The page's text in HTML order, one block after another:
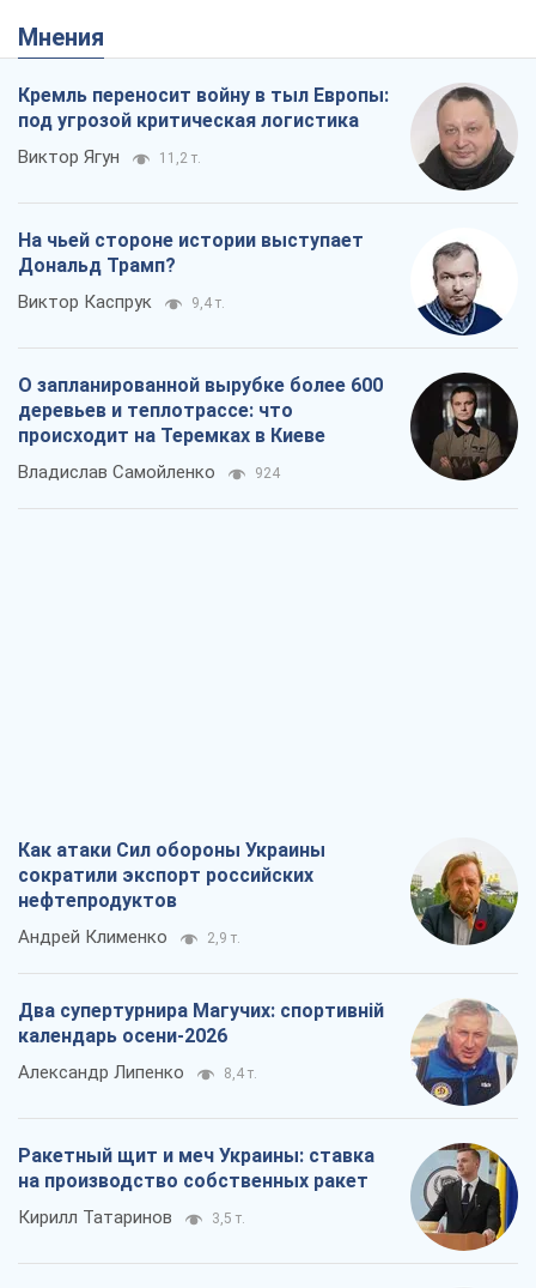
Мнения
Кремль переносит войну в тыл Европы:
под угрозой критическая логистика
Виктор Ягун 11,2 т.
На чьей стороне истории выступает
Дональд Трамп?
Виктор Каспрук 9,4 т.
О запланированной вырубке более 600
деревьев и теплотрассе: что
происходит на Теремках в Киеве
Владислав Самойленко 924
Как атаки Сил обороны Украины
сократили экспорт российских
нефтепродуктов
Андрей Клименко 2,9 т.
Два супертурнира Магучих: спортивній
календарь осени-2026
Александр Липенко 8,4 т.
Ракетный щит и меч Украины: ставка
на производство собственных ракет
Кирилл Татаринов 3,5 т.